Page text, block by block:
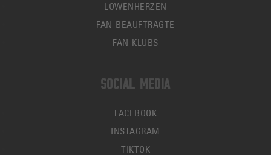
LÖWENHERZEN
FAN-BEAUFTRAGTE
FAN-KLUBS
SOCIAL MEDIA
FACEBOOK
INSTAGRAM
TIKTOK